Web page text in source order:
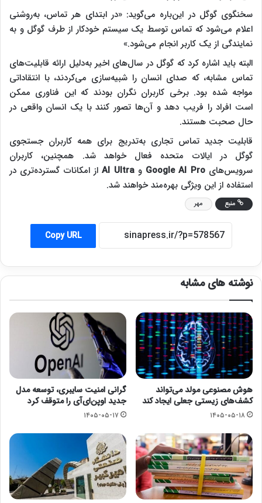
سخنگوی گوگل در این‌باره می‌گوید: «در ابتدای هر تماس، به‌روشنی
اعلام می‌شود که تماس توسط یک سیستم خودکار از طرف گوگل و به
نمایندگی از یک کاربر انجام می‌شود.»
البته باید اشاره کرد که گوگل در سال‌های اخیر به‌دلیل ارائه قابلیت‌های
تماس مشابه، که صدای انسان را شبیه‌سازی می‌کردند، با انتقاداتی
مواجه شده بود. برخی کاربران نگران بودند که این فناوری ممکن
است افراد را فریب دهد و آن‌ها تصور کنند با یک انسان واقعی در
حال صحبت هستند.
قابلیت جدید تماس تجاری به‌تدریج برای همه کاربران جستجوی
گوگل در ایالات متحده فعال خواهد شد. همچنین، کاربران
سرویس‌هایGoogle AI Pro وAI Ultraاز امکانات گسترده‌تری در
استفاده از این ویژگی بهره‌مند خواهند شد.
منبع مهر
Copy URL
نوشته های مشابه
هوش مصنوعی مولد می‌تواند
کشف‌های زیستی جعلی ایجاد کند
۱۴۰۵-۰۵-۱۸
گرانی امنیت سایبری، توسعه مدل
جدید اوپن‌ای‌آی را متوقف کرد
۱۴۰۵-۰۵-۱۷